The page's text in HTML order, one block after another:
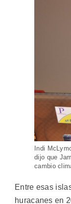
Indi
dijo que
cambio
Entre esas
huracanes en